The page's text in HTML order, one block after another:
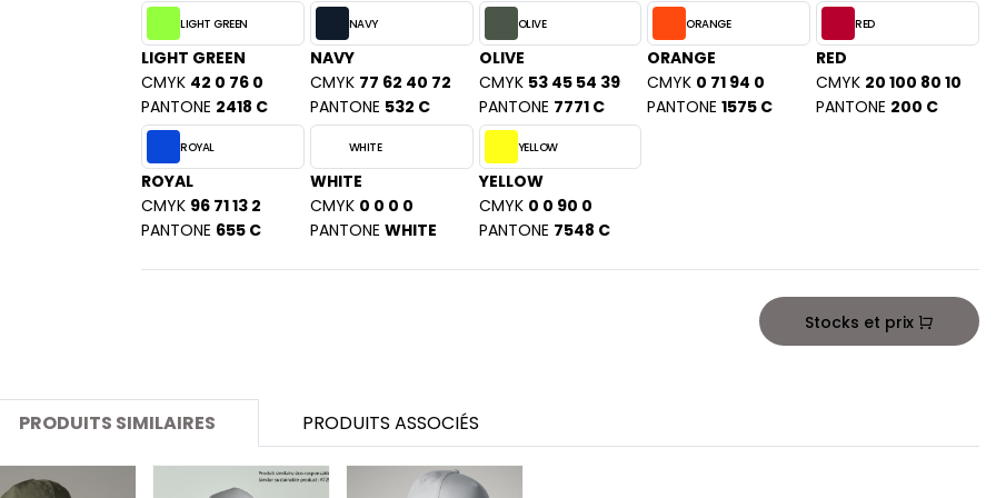
SANS ETIQUETTE
LIGHT GREEN
LIGHT GREEN
CMYK 42 0 76 0
PANTONE 2418 C
NAVY
NAVY
CMYK 77 62 40 72
PANTONE 532 C
OLIVE
OLIVE
CMYK 53 45 54 39
PANTONE 7771 C
ORANGE
ORANGE
CMYK 0 71 94 0
PANTONE 1575 C
RED
RED
CMYK 20 100 80 10
PANTONE 200 C
ROYAL
ROYAL
CMYK 96 71 13 2
PANTONE 655 C
WHITE
WHITE
CMYK 0 0 0 0
PANTONE WHITE
YELLOW
YELLOW
CMYK 0 0 90 0
PANTONE 7548 C
Stocks et prix
PRODUITS SIMILAIRES PRODUITS ASSOCIÉS